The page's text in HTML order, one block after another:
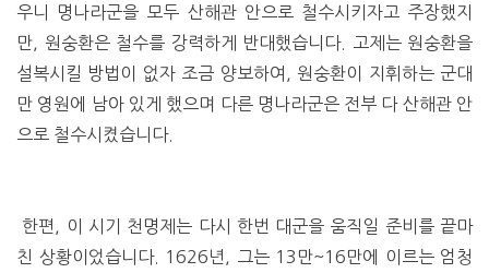
우니 명나라군을 모두 산해관 안으로 철수시키자고 주장했지
만, 원숭환은 철수를 강력하게 반대했습니다. 고제는 원숭환을
설복시킬 방법이 없자 조금 양보하여, 원숭환이 지휘하는 군대
만 영원에 남아 있게 했으며 다른 명나라군은 전부 다 산해관 안
으로 철수시켰습니다.
한편, 이 시기 천명제는 다시 한번 대군을 움직일 준비를 끝마
친 상황이었습니다. 1626년, 그는 13만~16만에 이르는 엄청